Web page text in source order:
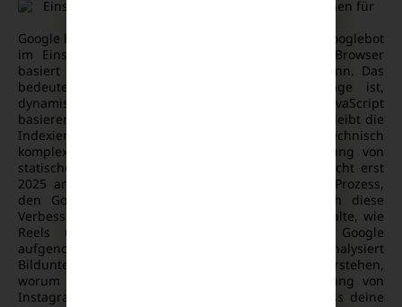
Google hat seit 2019 den sogenannten Evergreen Googlebot
im Einsatz, der auf einem aktuellen Chromium-Browser
basiert und somit JavaScript sehr gut rendern kann. Das
bedeutet, dass Google inzwischen in der Lage ist,
dynamische Inhalte wie Instagram-Posts, die auf JavaScript
basieren, zu crawlen und zu indexieren. Dennoch bleibt die
Indexierung von dynamischen Inhalten technisch
komplexer und zeitaufwendiger als die Indexierung von
statischen HTML-Seiten. Dieser Umstand wurde nicht erst
2025 angegangen, sondern ist ein fortlaufender Prozess,
den Google bereits seit Jahren optimiert. Durch diese
Verbesserungen können jetzt mehr Instagram-Inhalte, wie
Reels und Bilder, in den Instagram Index Google
aufgenommen werden. Google analysiert
Bildunterschriften, Hashtags und Alt-Tags, um zu verstehen,
worum es in einem Post geht. Für die Indexierung von
Instagram-Inhalten ist es daher entscheidend, dass deine